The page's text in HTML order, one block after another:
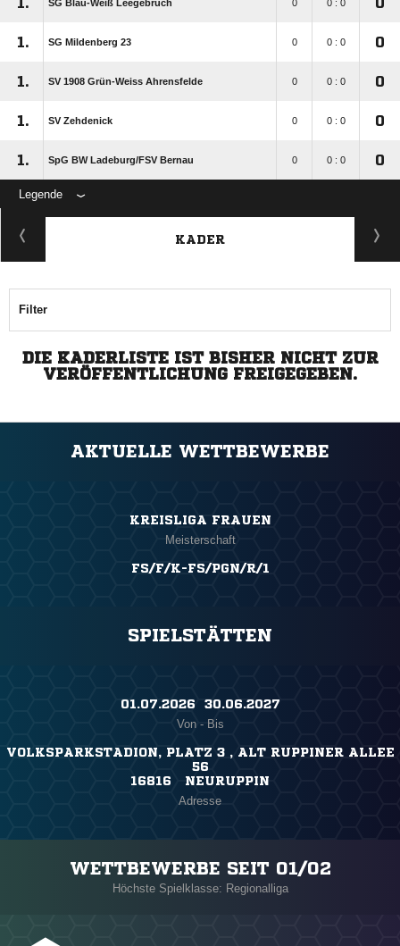
1. SG Blau-Weiß Leegebruch 0 0 : 0 0
1. SG Mildenberg 23 0 0 : 0 0
1. SV 1908 Grün-Weiss Ahrensfelde 0 0 : 0 0
1. SV Zehdenick 0 0 : 0 0
1. SpG BW Ladeburg/​FSV Bernau 0 0 : 0 0
Legende
KADER
Filter
DIE KADERLISTE IST BISHER NICHT ZUR
VERÖFFENTLICHUNG FREIGEGEBEN.
AKTUELLE WETTBEWERBE
KREISLIGA FRAUEN
Meisterschaft
FS/F/K-FS/PGN/R/1
SPIELSTÄTTEN
01.07.2026 ​ 30.06.2027
Von - Bis
VOLKSPARKSTADION, PLATZ 3 , ALT RUPPINER ALLEE
56
16816 NEURUPPIN
Adresse
WETTBEWERBE SEIT 01/02
Höchste Spielklasse: Regionalliga